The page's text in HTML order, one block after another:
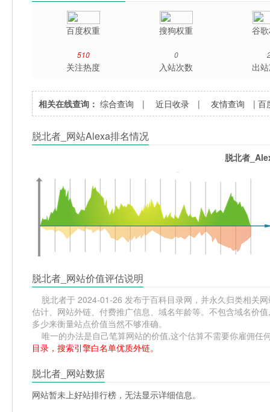
百度权重 搜狗权重 谷
510
关注热度
0
入站次数 出
相关在线查询： 综合查询 |近日收录 |友情查询 |百
脱北者_网站Alexa排名情况
脱北者
脱北者_网站价值评估说明
脱北者于 2024-01-26 发布于百科目录网，并永久归类相关
估计、网站外链、付费推广信息、域名年龄等。不包含域名价
多少来衡量站点价值当然不够准确。
唯一的办法是自己笔算网站的价值,这个估算不需要你雇佣任
目录，搜索引擎白名单优质外链。
脱北者_网站数据
网站暂未上好站排行榜，无法显示详细信息。